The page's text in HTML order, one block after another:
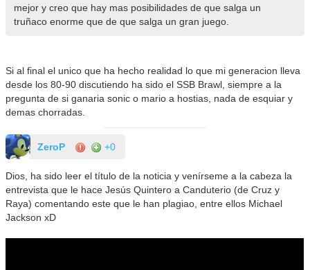
mejor y creo que hay mas posibilidades de que salga un
truñaco enorme que de que salga un gran juego.
Si al final el unico que ha hecho realidad lo que mi generacion lleva
desde los 80-90 discutiendo ha sido el SSB Brawl, siempre a la
pregunta de si ganaria sonic o mario a hostias, nada de esquiar y
demas chorradas.
ZeroP +0
Dios, ha sido leer el título de la noticia y venírseme a la cabeza la
entrevista que le hace Jesús Quintero a Canduterio (de Cruz y
Raya) comentando este que le han plagiao, entre ellos Michael
Jackson xD